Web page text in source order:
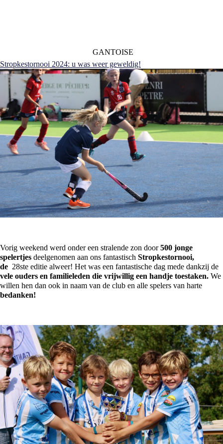
GANTOISE
Stropkestornooi 2024: u was weer geweldig!
Vorig weekend werd onder een stralende zon door500 jonge
spelertjes deelgenomen aan ons fantastisch Stropkestornooi,
de 28ste editie alweer! Het was een fantastische dag mede dankzij de
vele ouders en familieleden die vrijwillig een handje toestaken. We
willen hen dan ook in naam van de club en alle spelers van harte
bedanken!